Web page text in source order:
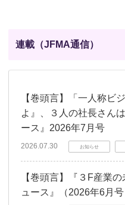
連載（JFMA通信）
【巻頭言】「一人称ビ
よ』、３人の社長さん
ース』2026年7月号
2026.07.30 お知らせ
【巻頭言】『３F産業
ュース』（2026年6月号